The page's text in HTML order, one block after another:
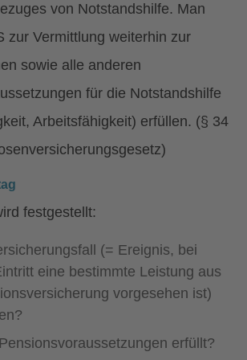
von Notstandshilfe. Man
zur Vermittlung weiterhin zur
sowie alle anderen
für die Notstandshilfe
Arbeitsfähigkeit) erfüllen. (§ 34
festgestellt:
(= Ereignis, bei
eine bestimmte Leistung aus
vorgesehen ist)
erfüllt?